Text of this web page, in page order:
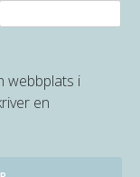
webbplats i
en